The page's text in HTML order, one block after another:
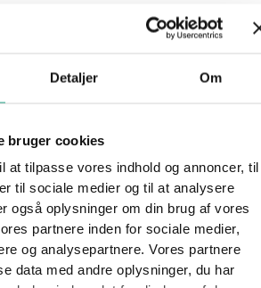
Detaljer Om
bruger cookies
at tilpasse vores indhold og annoncer, til
til sociale medier og til at analysere
også oplysninger om din brug af vores
partnere inden for sociale medier,
og analysepartnere. Vores partnere
data med andre oplysninger, du har
i hendes smukke lyserøde kjole med
pink sandaler, en stor sommerhat og et
på.
for skøre solbriller og ikke